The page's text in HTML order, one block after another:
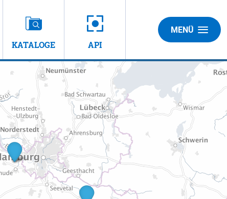
KATALOGE API
MENÜ